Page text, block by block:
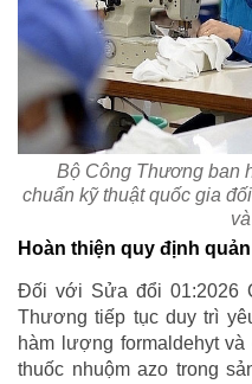
Bộ Công Thương ban
chuẩn kỹ thuật quốc gia
Hoàn thiện quy định
Đối với Sửa đổi 01:2026
Thương tiếp tục duy trì
hàm lượng formaldehyt
thuốc nhuộm azo trong